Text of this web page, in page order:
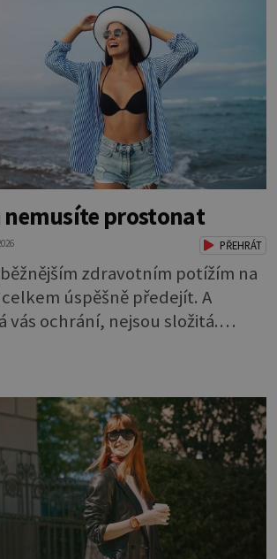
nemusíte prostonat
PŘEHRÁT
zdravotním potížím na
úspěšně předejít. A
vás ochrání, nejsou složitá.
většinu cestovatelských
fekální bakterie. Do kuchyně
s přirozeně hnojenou
nedostatečné hygieně při
jídla se snadno rozšíří ze
salátu i na další potraviny. Dobro